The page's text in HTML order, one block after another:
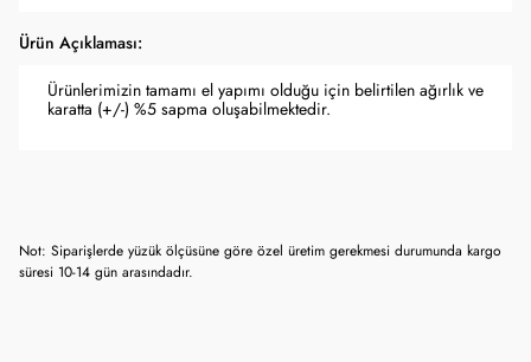
Ürün Açıklaması:
Ürünlerimizin tamamı el yapımı olduğu için belirtilen ağırlık ve
karatta (+/-) %5 sapma oluşabilmektedir.
Not: Siparişlerde yüzük ölçüsüne göre özel üretim gerekmesi durumunda kargo
süresi 10-14 gün arasındadır.